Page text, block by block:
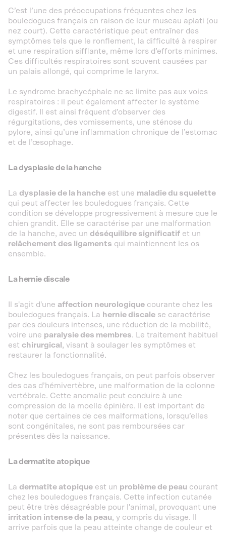
C’est l’une des préoccupations fréquentes chez les
bouledogues français en raison de leur museau aplati (ou
nez court). Cette caractéristique peut entraîner des
symptômes tels que le ronflement, la difficulté à respirer
et une respiration sifflante, même lors d’efforts minimes.
Ces difficultés respiratoires sont souvent causées par
un palais allongé, qui comprime le larynx.
Le syndrome brachycéphale ne se limite pas aux voies
respiratoires : il peut également affecter le système
digestif. Il est ainsi fréquent d’observer des
régurgitations, des vomissements, une sténose du
pylore, ainsi qu’une inflammation chronique de l’estomac
et de l’œsophage.
La dysplasie de la hanche
La dysplasie de la hanche est une maladie du squelette
qui peut affecter les bouledogues français. Cette
condition se développe progressivement à mesure que le
chien grandit. Elle se caractérise par une malformation
de la hanche, avec un déséquilibre significatif et un
relâchement des ligaments qui maintiennent les os
ensemble.
La hernie discale
Il s'agit d'une affection neurologique courante chez les
bouledogues français. La hernie discale se caractérise
par des douleurs intenses, une réduction de la mobilité,
voire une paralysie des membres. Le traitement habituel
est chirurgical , visant à soulager les symptômes et
restaurer la fonctionnalité.
Chez les bouledogues français, on peut parfois observer
des cas d’hémivertèbre, une malformation de la colonne
vertébrale. Cette anomalie peut conduire à une
compression de la moelle épinière. Il est important de
noter que certaines de ces malformations, lorsqu’elles
sont congénitales, ne sont pas remboursées car
présentes dès la naissance.
La dermatite atopique
La dermatite atopique est un problème de peau courant
chez les bouledogues français. Cette infection cutanée
peut être très désagréable pour l'animal, provoquant une
irritation intense de la peau, y compris du visage. Il
arrive parfois que la peau atteinte change de couleur et